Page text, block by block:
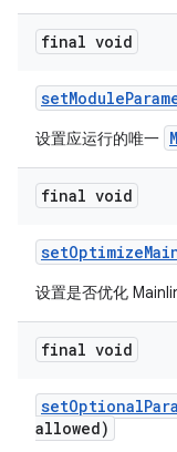
final void
setModule
设置应运行的唯一
final void
setOptimize
设置是否优化
final void
setOptional
allowed)